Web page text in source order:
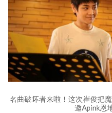
名曲破坏者来啦！这次崔俊把
邀Apink恩